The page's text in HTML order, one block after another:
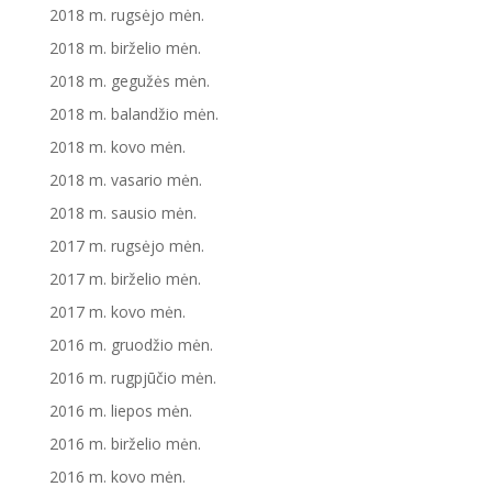
2018 m. rugsėjo mėn.
2018 m. birželio mėn.
2018 m. gegužės mėn.
2018 m. balandžio mėn.
2018 m. kovo mėn.
2018 m. vasario mėn.
2018 m. sausio mėn.
2017 m. rugsėjo mėn.
2017 m. birželio mėn.
2017 m. kovo mėn.
2016 m. gruodžio mėn.
2016 m. rugpjūčio mėn.
2016 m. liepos mėn.
2016 m. birželio mėn.
2016 m. kovo mėn.